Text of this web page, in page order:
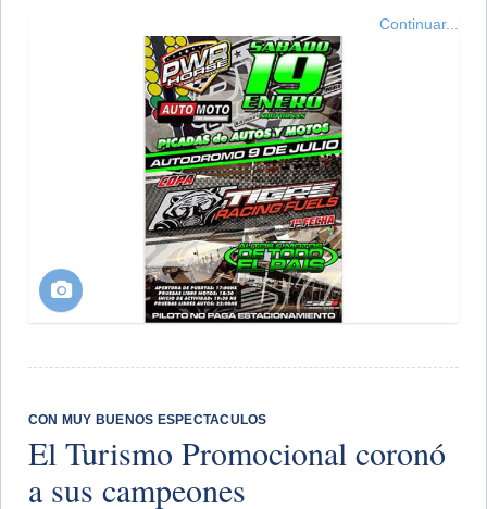
Continuar...
CON MUY BUENOS ESPECTACULOS
El Turismo Promocional coronó
a sus campeones